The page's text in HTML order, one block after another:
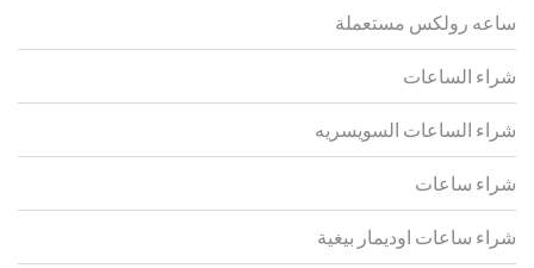
ساعه رولكس مستعملة
شراء الساعات
شراء الساعات السويسريه
شراء ساعات
شراء ساعات اوديمار بيغية